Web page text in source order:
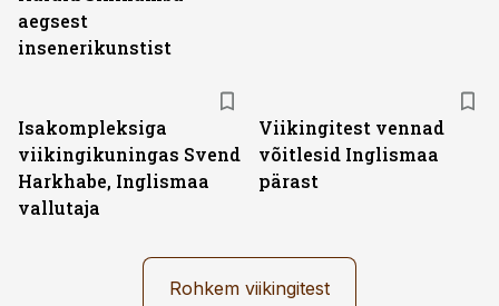
aegsest
insenerikunstist
Isakompleksiga
viikingikuningas Svend
Harkhabe, Inglismaa
vallutaja
Viikingitest vennad
võitlesid Inglismaa
pärast
Rohkem viikingitest